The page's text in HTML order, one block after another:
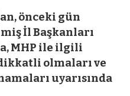
önceki gün
İl Başkanları
MHP ile ilgili
olmaları ve
uyarısında